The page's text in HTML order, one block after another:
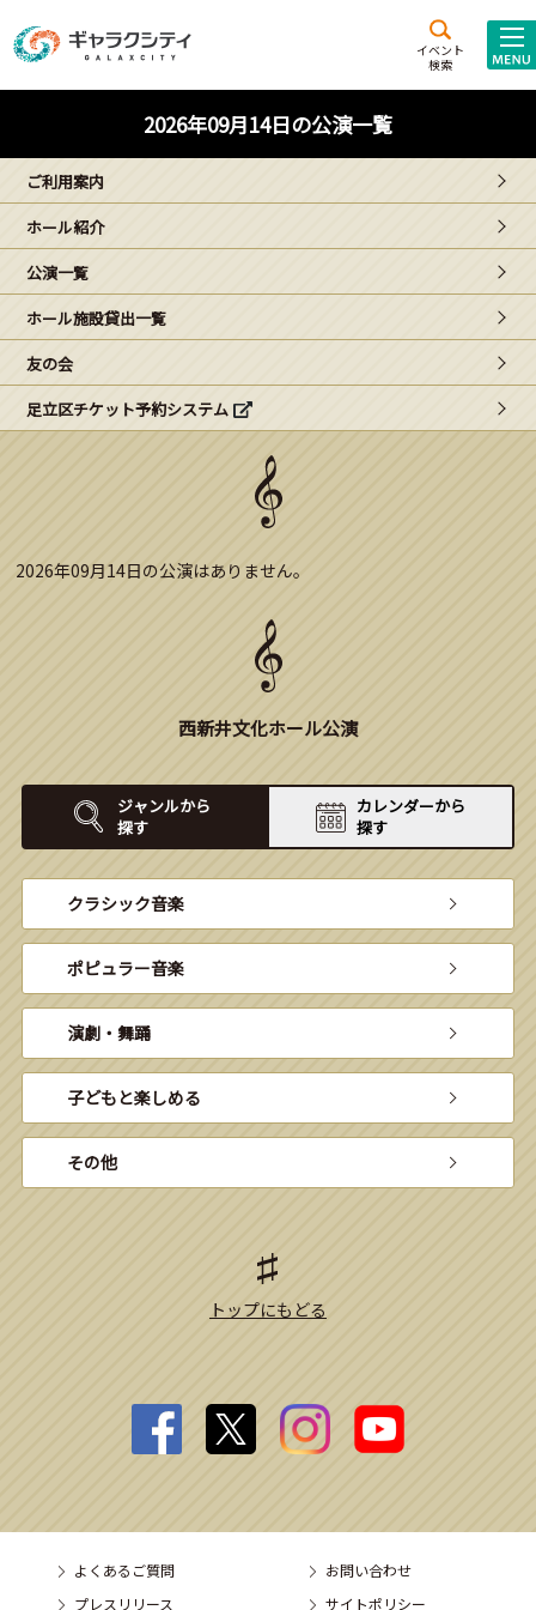
イベント
検索
施設案内
西新井
文化ホール
ギャラクシティとは
こどもみーてぃんぐ
Gがくえん
ブランドからのお知らせ
2026年09月14日の公演一覧
ご利用案内
ホール紹介
公演一覧
ホール施設貸出一覧
友の会
足立区チケット予約システム
2026年09月14日の公演はありません。
西新井文化ホール公演
ジャンルから
探す
カレンダーから
探す
クラシック音楽
ポピュラー音楽
演劇・舞踊
子どもと楽しめる
その他
トップにもどる
よくあるご質問
お問い合わせ
プレスリリース
サイトポリシー